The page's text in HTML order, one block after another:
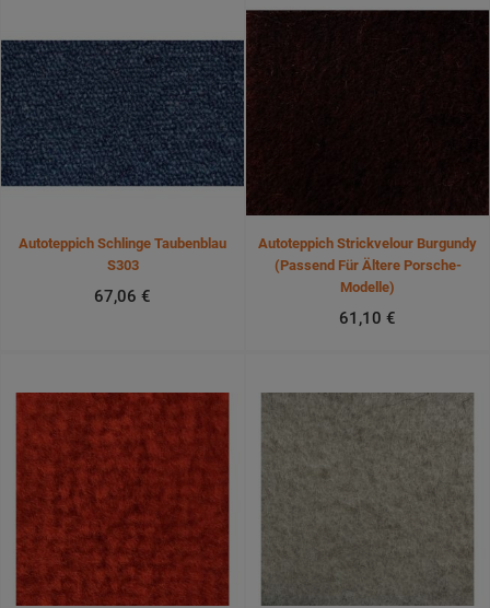
Autoteppich Schlinge Taubenblau
S303
67,06 €
Autoteppich Strickvelour Burgundy
(passend Für Ältere Porsche-
Modelle)
61,10 €